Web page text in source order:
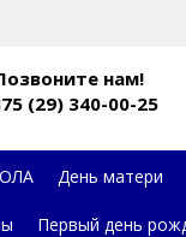
нам!
(29) 340-00-25
День матери
Первый день